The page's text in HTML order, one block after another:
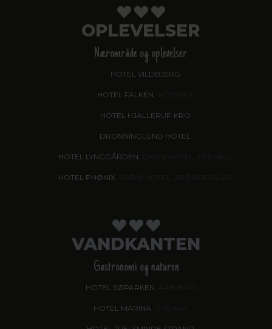
OPLEVELSER
Nærområde og oplevelser
HOTEL VILDBJERG
HOTEL FALKEN
HOTEL HJALLERUP KRO
DRONNINGLUND HOTEL
HOTEL LYNGGÅRDEN
HOTEL PHØNIX
VANDKANTEN
Gastronomi og naturen
HOTEL SØPARKEN
HOTEL MARINA